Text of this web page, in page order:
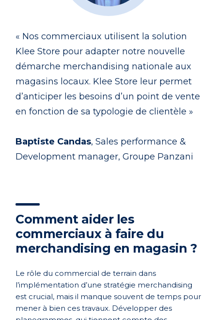
« Nos commerciaux utilisent la solution
Klee Store pour adapter notre nouvelle
démarche merchandising nationale aux
magasins locaux. Klee Store leur permet
d’anticiper les besoins d’un point de vente
en fonction de sa typologie de clientèle »
Baptiste Candas, Sales performance &
Development manager, Groupe Panzani
Comment aider les
commerciaux à faire du
merchandising en magasin ?
Le rôle du commercial de terrain dans
l’implémentation d’une stratégie merchandising
est crucial, mais il manque souvent de temps pour
mener à bien ces travaux. Développer des